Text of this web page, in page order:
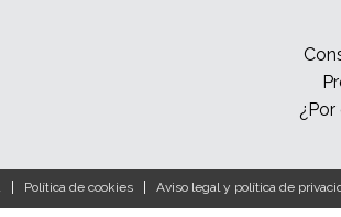
Política de cookies Aviso legal y política de